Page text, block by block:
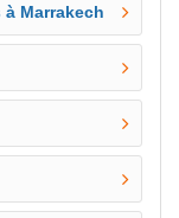
Marrakech